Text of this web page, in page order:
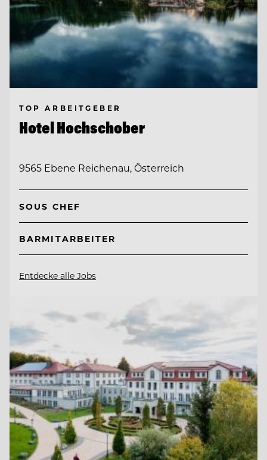
TOP ARBEITGEBER
Hotel Hochschober
9565 Ebene Reichenau, Österreich
SOUS CHEF
BARMITARBEITER
Entdecke alle Jobs